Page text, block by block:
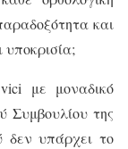
και
με μοναδικό
Συμβουλίου της
υπάρχει το